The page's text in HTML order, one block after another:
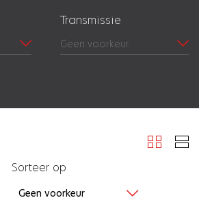
Transmissie
Sorteer op